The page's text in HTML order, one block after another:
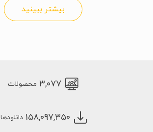
بیشتر ببینید
۳,۰۷۷ محصولات
۱۵۸,۰۹۷,۳۵۰ دانلودها